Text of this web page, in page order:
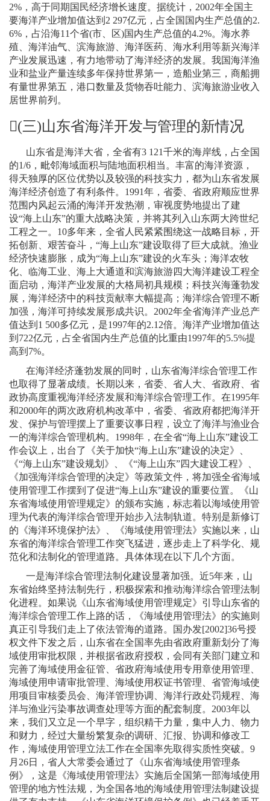
2% ，高于同期国民经济增长速度。据统计， 2002年全国主
要海洋产业增加值达到 2 297亿元，占全国国内生产总值的2.
6% ，占沿海11个省(市、区)国内生产总值的4.2%。海水养
殖、海洋油气、滨海旅游、海洋医药、海水利用等新兴海洋
产业发展迅速，有力地带动了海洋经济的发展。我国海洋渔
业和盐业产量连续多年保持世界第一，造船业第三，商船拥
有量世界第五，港口数量及货物吞吐能力、滨海旅游业收入
居世界前列。
(三)山东省海洋开发与管理的新情况
山东省是海洋大省，全省有3 121千米的海岸线 ，占全国
的1/6 ，毗邻海域面积与陆地面积相当。丰富的海洋资源，
得天独厚的区位优势以及较强的科技实力，都为山东省发展
海洋经济创造了有利条件。 1991年，省委、省政府顺应世界
范围内风起云涌的海洋开发热潮，审视度势地提出了建
设“海上山东”的重大战略决策，并将其列入山东两大跨世纪
工程之一。 10多年来，全省人民紧紧围绕这一战略目标，开
拓创新、艰苦奋斗，“海上山东”建设取得了巨大成就。渔业
经济快速膨胀，成为“海上山东”建设的火车头；海洋农牧
化、临海工业、海上大通道和滨海旅游四大海洋建设工程全
面启动，海洋产业发展的大格局初具规模；科技兴海蓬勃发
展，海洋经济中的科技贡献率大幅提高；海洋综合管理不断
加强，海洋可持续发展形成共识。 2002年全省海洋产业总产
值达到 1 500多亿元，是1997年的2.12倍。海洋产业增加值达
到 722亿元，占全省国内生产总值的比重由1997年的5.5%提
高到 7%。
在海洋经济蓬勃发展的同时，山东省海洋综合管理工作
也取得了显著成绩。长期以来，省委、省人大、省政府、省
政协高度重视海洋经济发展和海洋综合管理工作。在1995年
和2000年的两次政府机构改革中，省委、省政府都把海洋开
发、保护与管理摆上了重要议事日程，设立了海洋与渔业合
一的海洋综合管理机构。 1998年，在全省“海上山东”建设工
作会议上，出台了《关于加快“海上山东”建设的决定》、
《“海上山东”建设规划》、《“海上山东”四大建设工程》、
《加强海洋综合管理的决定》等政策文件，将加强全省海域
使用管理工作摆到了促进“海上山东”建设的重要位置。《山
东省海域使用管理规定》的颁布实施，标志着以海域使用管
理为代表的海洋综合管理开始步入法制轨道。特别是新修订
的《海洋环境保护法》、《海域使用管理法》实施以来，山
东省的海洋综合管理工作突飞猛进，逐步走上了科学化、规
范化和法制化的管理道路。具体体现在以下几个方面。
一是海洋综合管理法制化建设显著加强。近5年来，山
东省始终坚持法制先行，积极探索和推动海洋综合管理法制
化进程。如果说《山东省海域使用管理规定》引导山东省的
海洋综合管理工作上路的话，《海域使用管理法》的实施则
真正引导我们走上了依法管海的道路。国办发[2002]36号授
权文件下发之后，山东省在全国率先由省政府重新划分了海
域使用审批权限，并根据省政府授权，会同有关部门建立和
完善了海域使用金征管、省政府海域使用专用章使用管理、
海域使用申请审批管理、海域使用权证书管理、省管海域使
用项目审核委员会、海洋管理协调、海洋行政处罚规程、海
洋与渔业污染事故调查处理等方面的配套制度。 2003年以
来，我们又立足一个早字，组织精干力量，集中人力、物力
和财力，经过大量纷繁复杂的调研、汇报、协调和修改工
作，海域使用管理立法工作在全国率先取得实质性突破。 9
月 26日
，省人大常委会通过了《山东省海域使用管理条
例》，这是《海域使用管理法》实施后全国第一部海域使用
管理的地方性法规，为全国各地的海域使用管理法制建设提